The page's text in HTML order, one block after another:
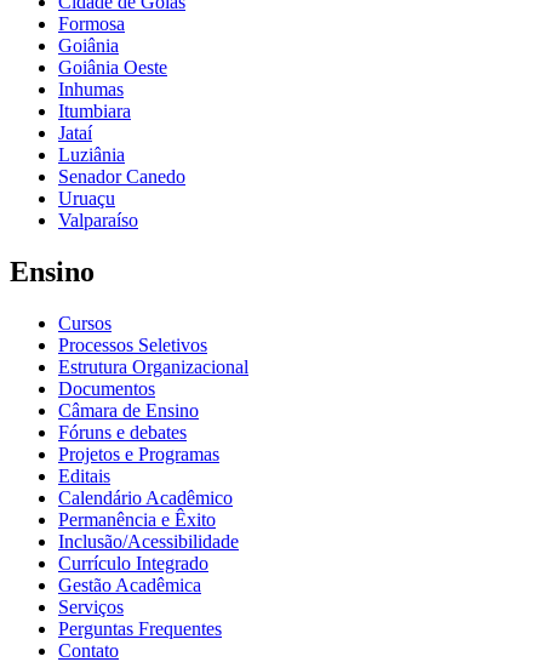
Formosa
Goiânia
Goiânia Oeste
Inhumas
Itumbiara
Jataí
Luziânia
Senador Canedo
Uruaçu
Valparaíso
Ensino
Cursos
Processos Seletivos
Estrutura Organizacional
Documentos
Câmara de Ensino
Fóruns e debates
Projetos e Programas
Editais
Calendário Acadêmico
Permanência e Êxito
Inclusão/Acessibilidade
Currículo Integrado
Gestão Acadêmica
Serviços
Perguntas Frequentes
Contato